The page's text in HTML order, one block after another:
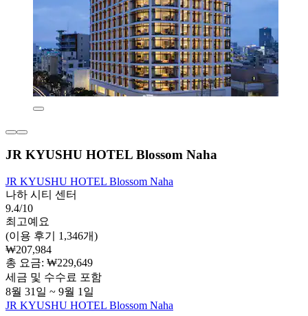
JR KYUSHU HOTEL Blossom Naha
JR KYUSHU HOTEL Blossom Naha
나하 시티 센터
9.4/10
최고예요
(이용 후기 1,346개)
₩207,984
총 요금: ₩229,649
세금 및 수수료 포함
8월 31일 ~ 9월 1일
JR KYUSHU HOTEL Blossom Naha